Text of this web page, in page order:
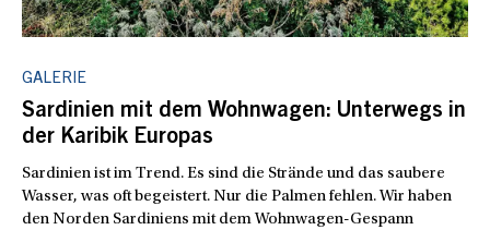
GALERIE
Sardinien mit dem Wohnwagen: Unterwegs in
der Karibik Europas
Sardinien ist im Trend. Es sind die Strände und das saubere
Wasser, was oft begeistert. Nur die Palmen fehlen. Wir haben
den Norden Sardiniens mit dem Wohnwagen-Gespann